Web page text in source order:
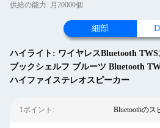
供給の能力: 月20000個
細部
ハイライト: ワイヤレスBluetooth
ブックシェルフ ブルーツ Bluetooth
ハイファイステレオスピーカー
1ポイント: Bluetoothのス